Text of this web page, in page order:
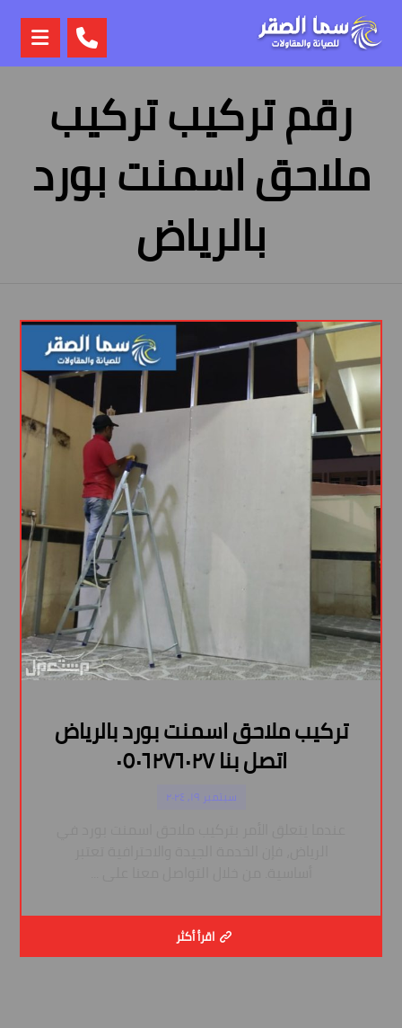
رقم تركيب تركيب
ملاحق اسمنت بورد
بالرياض
تركيب ملاحق اسمنت بورد بالرياض
اتصل بنا ٠٥٠٦٢٧٦٠٢٧
سبتمبر ١٩, ٢٠٢٤
اقرأ أكثر